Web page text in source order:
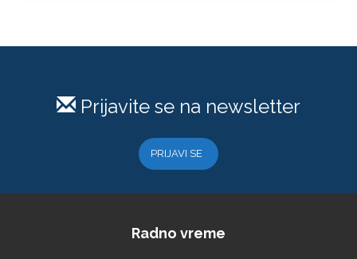
Prijavite se na newsletter
PRIJAVI SE
Radno vreme